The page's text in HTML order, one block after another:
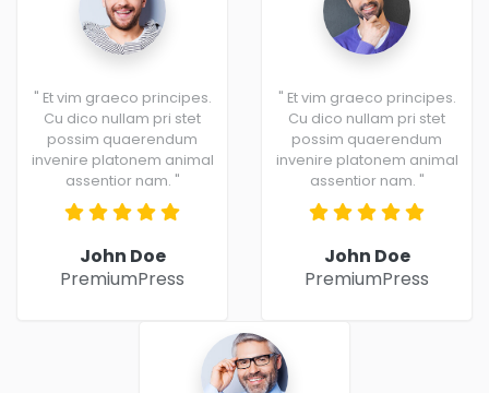
" Et vim graeco principes.
Cu dico nullam pri stet
possim quaerendum
invenire platonem animal
assentior nam. "
John Doe
PremiumPress
" Et vim graeco principes.
Cu dico nullam pri stet
possim quaerendum
invenire platonem animal
assentior nam. "
John Doe
PremiumPress